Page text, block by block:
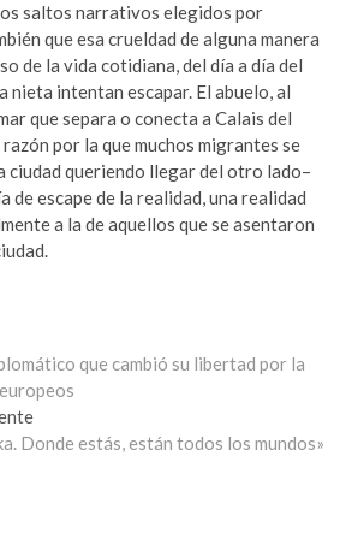
saltos narrativos elegidos por
que esa crueldad de alguna manera
de la vida cotidiana, del día a día del
nieta intentan escapar. El abuelo, al
que separa o conecta a Calais del
por la que muchos migrantes se
ciudad queriendo llegar del otro lado–
de escape de la realidad, una realidad
a la de aquellos que se asentaron
que cambió su libertad por la
Entrada
siguiente:
Donde estás, están todos los mundos»